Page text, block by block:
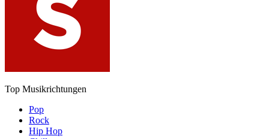
Top Musikrichtungen
Pop
Rock
Hip Hop